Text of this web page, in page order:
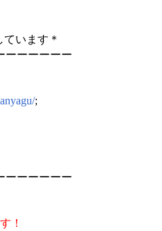
ています＊
ーーーーーー
;
ーーーーーー
！